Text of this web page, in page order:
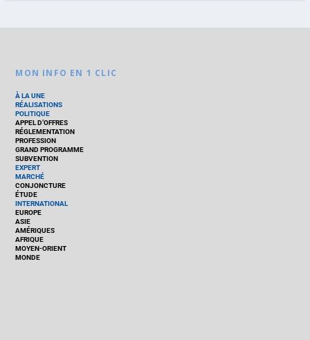
MON INFO EN 1 CLIC
À LA UNE
RÉALISATIONS
POLITIQUE
APPEL D’OFFRES
RÉGLEMENTATION
PROFESSION
GRAND PROGRAMME
SUBVENTION
EXPERT
MARCHÉ
CONJONCTURE
ÉTUDE
INTERNATIONAL
EUROPE
ASIE
AMÉRIQUES
AFRIQUE
MOYEN-ORIENT
MONDE